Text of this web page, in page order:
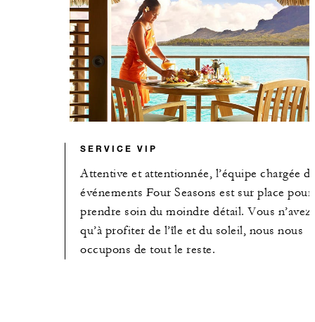
SERVICE VIP
Attentive et attentionnée, l’équipe chargée
événements Four Seasons est sur place pour
prendre soin du moindre détail. Vous n’avez
qu’à profiter de l’île et du soleil, nous nous
occupons de tout le reste.